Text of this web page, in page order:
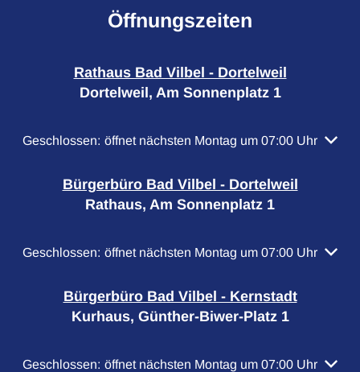
Öffnungszeiten
Rathaus Bad Vilbel - Dortelweil
Dortelweil, Am Sonnenplatz 1
Klicken, um weitere Öffnungs- oder Schließzeiten
Geschlossen: öffnet nächsten Montag um 07:00 Uhr
Bürgerbüro Bad Vilbel - Dortelweil
Rathaus, Am Sonnenplatz 1
Klicken, um weitere Öffnungs- oder Schließzeiten
Geschlossen: öffnet nächsten Montag um 07:00 Uhr
Bürgerbüro Bad Vilbel - Kernstadt
Kurhaus, Günther-Biwer-Platz 1
Klicken, um weitere Öffnungs- oder Schließzeiten
Geschlossen: öffnet nächsten Montag um 07:00 Uhr